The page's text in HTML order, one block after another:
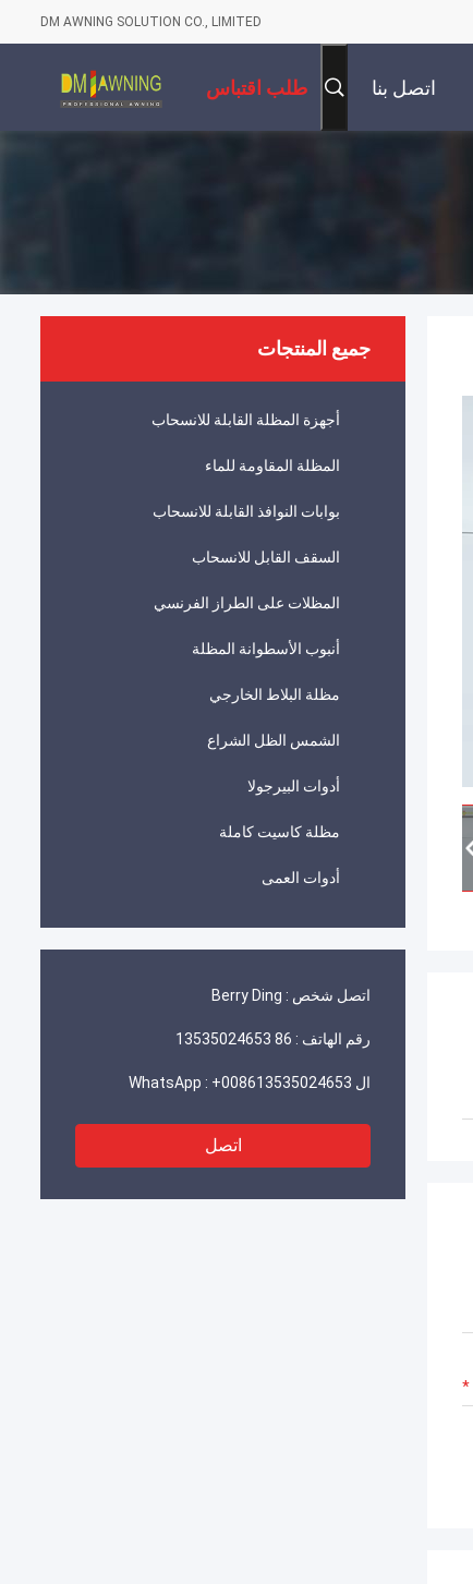
DM AWNING SOLUTION CO., LIMITED
اتصل بنا طلب اقتباس
جميع المنتجات
أجهزة المظلة القابلة للانسحاب
المظلة المقاومة للماء
بوابات النوافذ القابلة للانسحاب
السقف القابل للانسحاب
المظلات على الطراز الفرنسي
أنبوب الأسطوانة المظلة
مظلة البلاط الخارجي
الشمس الظل الشراع
أدوات البيرجولا
مظلة كاسيت كاملة
أدوات العمى
اتصل شخص : Berry Ding
رقم الهاتف : 86 13535024653
ال WhatsApp : +008613535024653
اتصل